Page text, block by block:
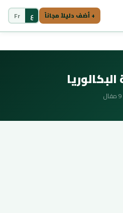
+ أضف دليلاً مجاناً ع Fr
9 مقال